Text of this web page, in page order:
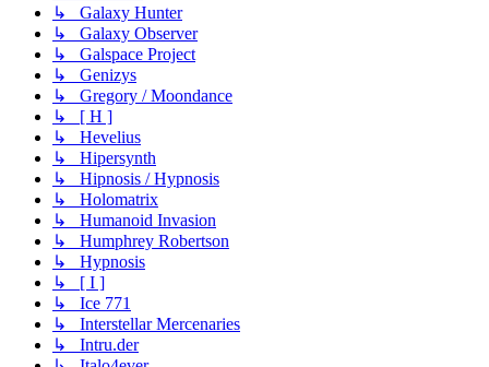
↳ Galaxy Hunter
↳ Galaxy Observer
↳ Galspace Project
↳ Genizys
↳ Gregory / Moondance
↳ [ H ]
↳ Hevelius
↳ Hipersynth
↳ Hipnosis / Hypnosis
↳ Holomatrix
↳ Humanoid Invasion
↳ Humphrey Robertson
↳ Hypnosis
↳ [ I ]
↳ Ice 771
↳ Interstellar Mercenaries
↳ Intru.der